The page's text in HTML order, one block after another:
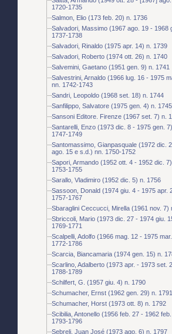
1720-1735
Salmon, Elio (173 feb. 20) n. 1736
Salvadori, Massimo (1967 ago. 19 - 1968
1737-1738
Salvadori, Rinaldo (1975 apr. 14) n. 1739
Salvadori, Roberto (1974 ott. 26) n. 1740
Salvemini, Gaetano (1951 gen. 9) n. 1741
Salvestrini, Arnaldo (1966 lug. 16 - 1975
nn. 1742-1743
Sandri, Leopoldo (1968 set. 18) n. 1744
Sanfilippo, Salvatore (1975 gen. 4) n. 1745
Sansoni Editore. Firenze (1967 set. 7) n.
Santarelli, Enzo (1973 dic. 8 - 1975 gen.
1747-1749
Santomassimo, Gianpasquale (1972 dic.
ago. 15 e s.d.) nn. 1750-1752
Sapori, Armando (1952 ott. 4 - 1952 dic. 7)
1753-1755
Sarallo, Vladimiro (1952 dic. 5) n. 1756
Sassoon, Donald (1974 giu. 4 - 1975 apr.
1757-1767
Sbaraglini Ceccucci, Mirella (1961 nov. 7)
Sbriccoli, Mario (1973 dic. 27 - 1974 giu.
1769-1771
Scalpelli, Adolfo (1966 mag. 12 - 1975
1772-1786
Scarcia, Biancamaria (1974 gen. 15) n.
Scarlino, Adalberto (1973 apr. - 1973 set.
1788-1789
Schilfert, G. (1957 giu. 4) n. 1790
Schumacher, Ernst (1962 gen. 29) n. 1791
Schumacher, Horst (1973 ott. 8) n. 1792
Scibilia, Antonello (1956 feb. 27 - 1962 feb.
1793-1796
Sebreli, Juan José (1973 ago. 6) n. 1797